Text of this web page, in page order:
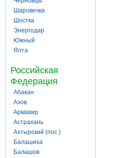
Шаровечка
Шостка
Энергодар
Южный
Ялта
Российская
Федерация
Абакан
Азов
Армавир
Астрахань
Ахтырский (пос.)
Балашиха
Балашов